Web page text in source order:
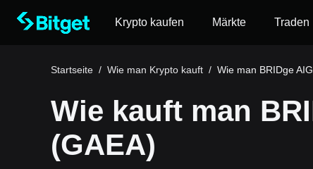
Krypto kaufen Märkte Traden
Startseite / Wie man Krypto kauft / Wie man BRIDge
Wie kauft man
(GAEA)